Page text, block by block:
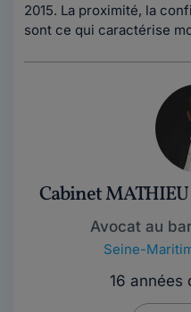
2015. La proximité, la
sont ce qui caractérise
Cabinet
Avocat au
Seine-
16 années